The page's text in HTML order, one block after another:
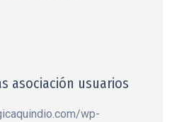
asociación usuarios
wp-